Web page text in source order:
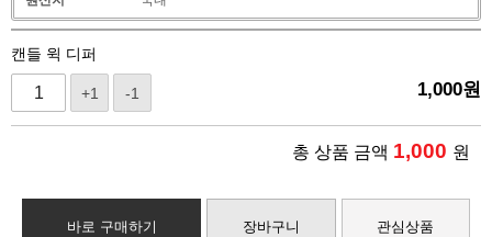
캔들 윅 디퍼
+1 -1 1,000원
총 상품 금액 1,000 원
바로 구매하기 장바구니 관심상품